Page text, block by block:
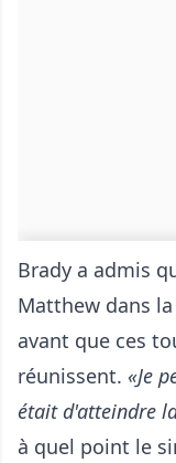
Brady a admis
Matthew dans
avant que ces
réunissent. «Je
était d'atteindre
à quel point le